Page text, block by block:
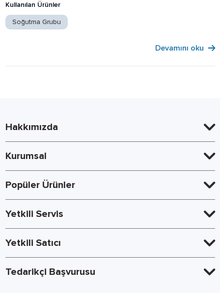
Kullanılan Ürünler
Soğutma Grubu
Devamını oku
Hakkımızda
Kurumsal
Popüler Ürünler
Yetkili Servis
Yetkili Satıcı
Tedarikçi Başvurusu